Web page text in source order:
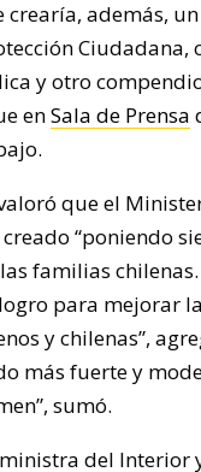
crearía, además,
Ciudadana,
y otro
enSala de Prensa
que el
“poniendo
familias
para mejorar
y chilenas”,
más fuerte y
sumó.
del Interior